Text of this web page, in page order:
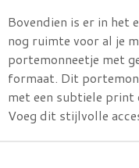
Bovendien is er in het
nog ruimte voor al je
portemonneetje met
formaat. Dit
met een subtiele print
Voeg dit stijlvolle